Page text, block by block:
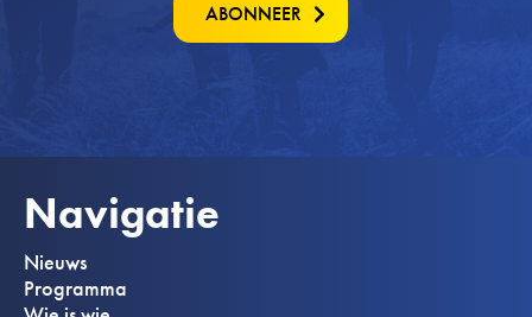
ABONNEER
Navigatie
Nieuws
Programma